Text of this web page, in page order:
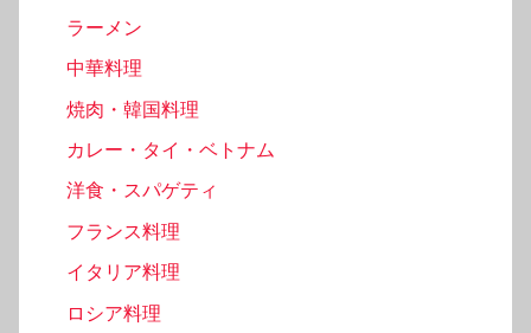
ラーメン
中華料理
焼肉・韓国料理
カレー・タイ・ベトナム
洋食・スパゲティ
フランス料理
イタリア料理
ロシア料理